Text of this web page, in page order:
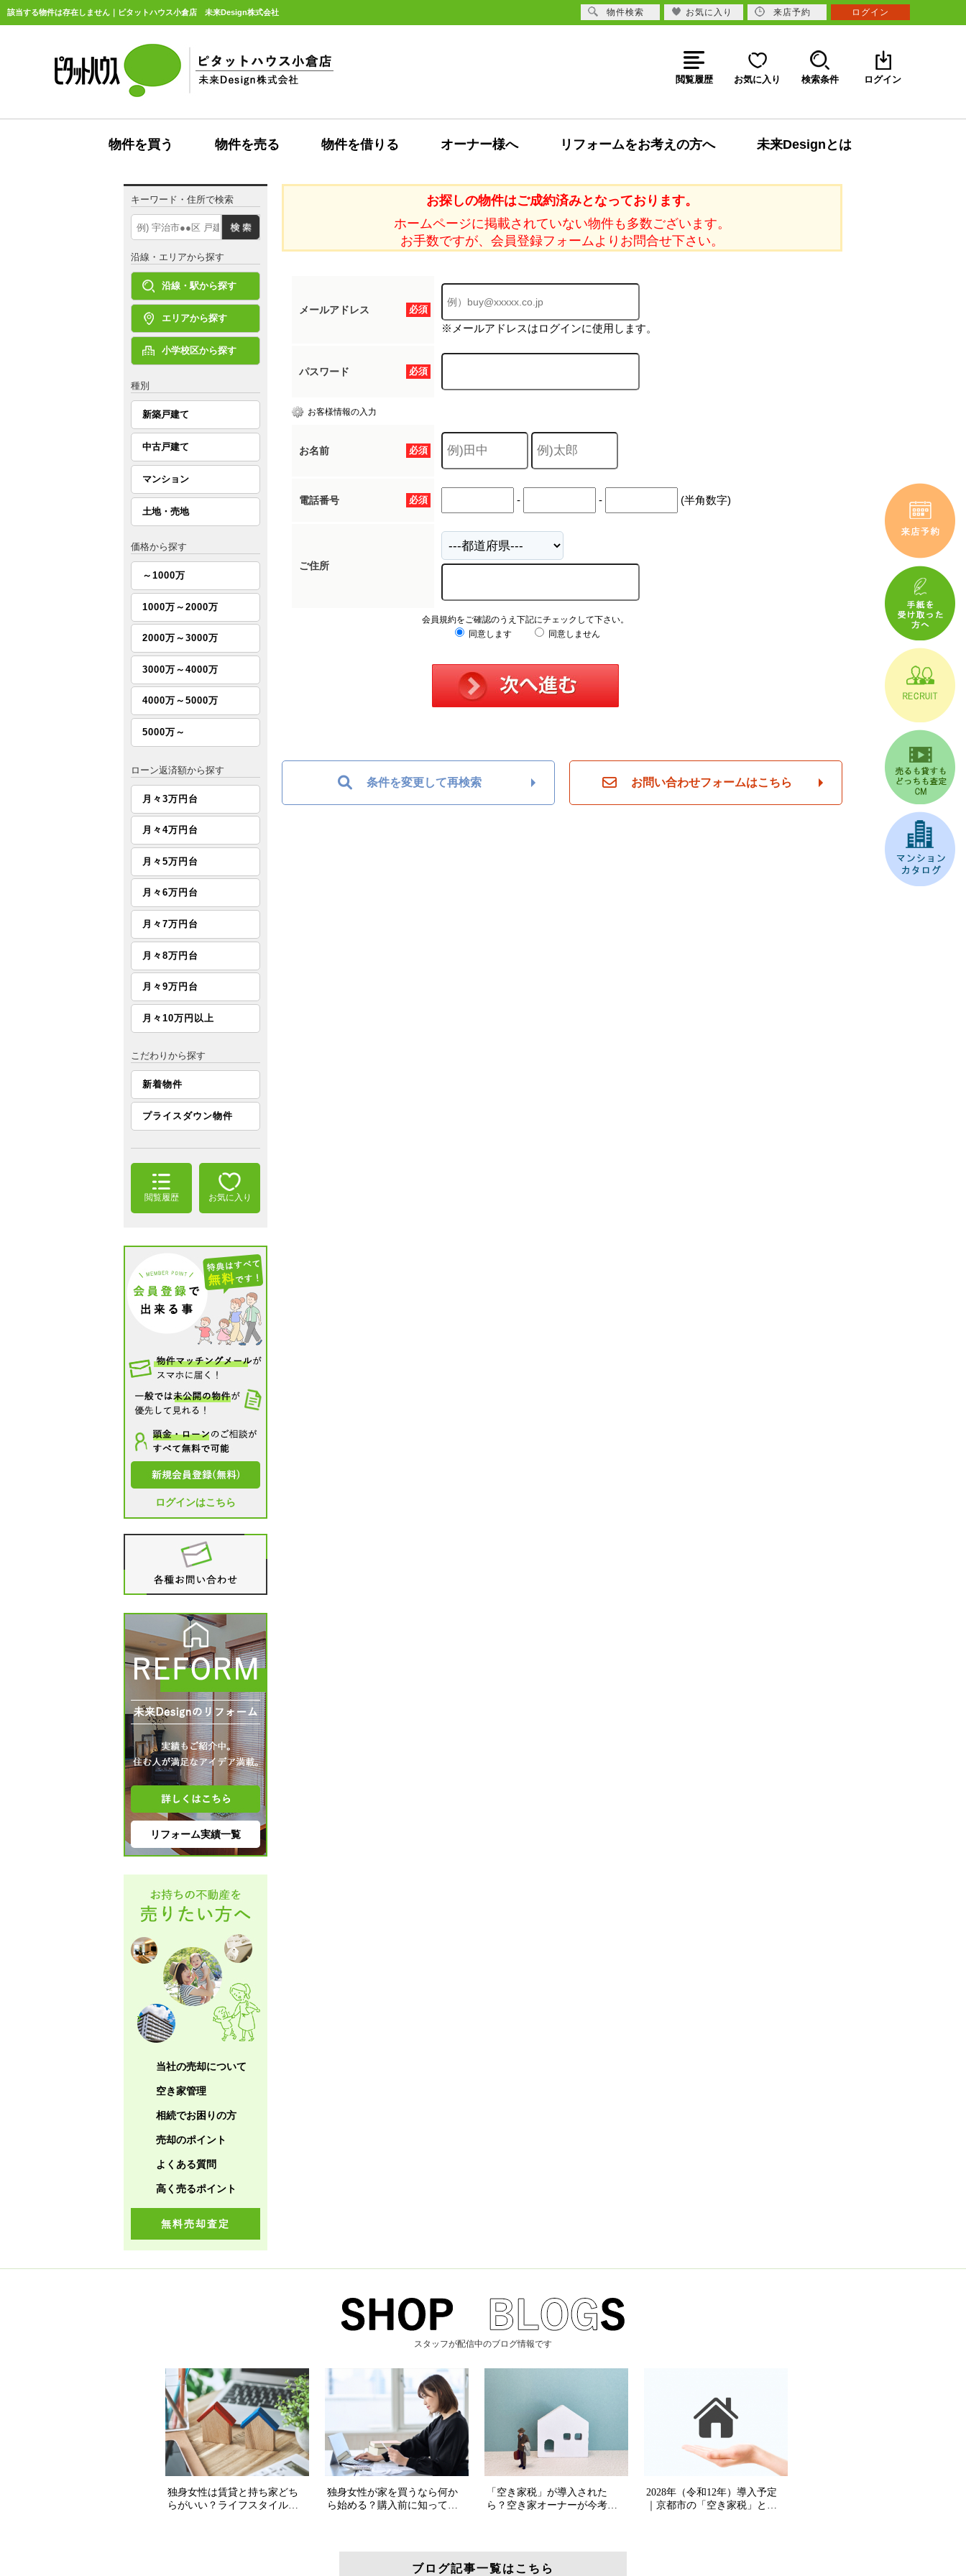
該当する物件は存在しません｜ピタットハウス小倉店 未来Design株式会社
閲覧履歴 お気に入り 検索条件 ログイン
物件を買う 物件を売る 物件を借りる オーナー様へ リフォームをお考えの方へ 未来Designとは
お探しの物件はご成約済みとなっております。
ホームページに掲載されていない物件も多数ございます。
お手数ですが、会員登録フォームよりお問合せ下さい。
必須
メールアドレス
※メールアドレスはログインに使用します。
必須
パスワード
お客様情報の入力
必須
お名前
必須
電話番号 - - (半角数字)
ご住所
会員規約をご確認のうえ下記にチェックして下さい。
同意します
同意しません
条件を変更して再検索 お問い合わせフォームはこちら
キーワード・住所で検索
沿線・エリアから探す
沿線・駅から探す
エリアから探す
小学校区から探す
種別
新築戸建て
中古戸建て
マンション
土地・売地
価格から探す
～1000万
1000万～2000万
2000万～3000万
3000万～4000万
4000万～5000万
5000万～
ローン返済額から探す
月々3万円台
月々4万円台
月々5万円台
月々6万円台
月々7万円台
月々8万円台
月々9万円台
月々10万円以上
こだわりから探す
新着物件
プライスダウン物件
閲覧履歴 お気に入り
ログインはこちら
リフォーム実績一覧
当社の売却について
空き家管理
相続でお困りの方
売却のポイント
よくある質問
高く売るポイント
無料売却査定
スタッフが配信中のブログ情報です
ブログ記事一覧はこちら
物件検索 お気に入り 来店予約 ログイン